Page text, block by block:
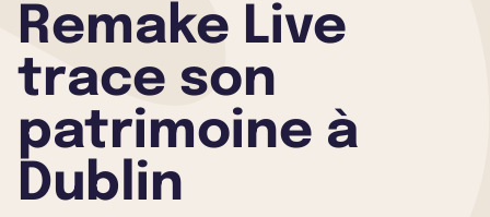
Remake Live
trace son
patrimoine à
Dublin